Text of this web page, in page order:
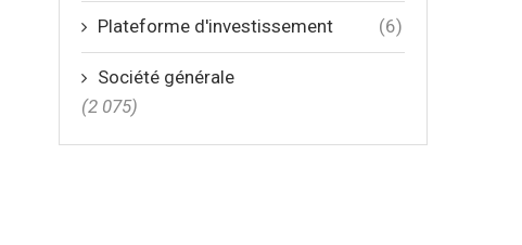
Plateforme d'investissement (6)
Société générale
(2 075)